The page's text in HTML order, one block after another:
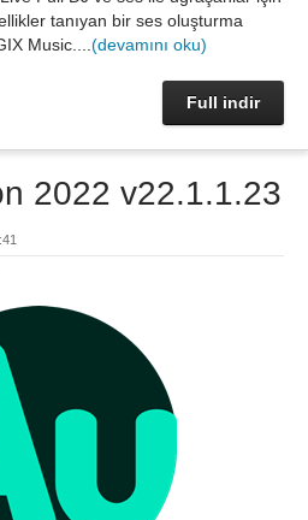
tanıyan bir ses oluşturma
Music.... (devamını oku)
Full indir
2022 v22.1.1.23